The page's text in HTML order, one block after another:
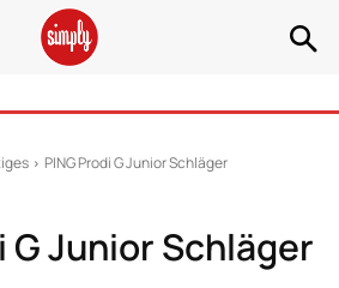
PING Prodi G Junior Schläger
G Junior Schläger